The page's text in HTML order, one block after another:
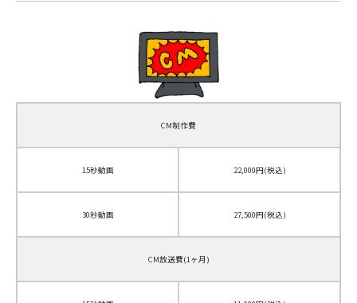
CM制作費
15秒動画 22,000円(税込)
30秒動画 27,500円(税込)
CM放送費(1ヶ月)